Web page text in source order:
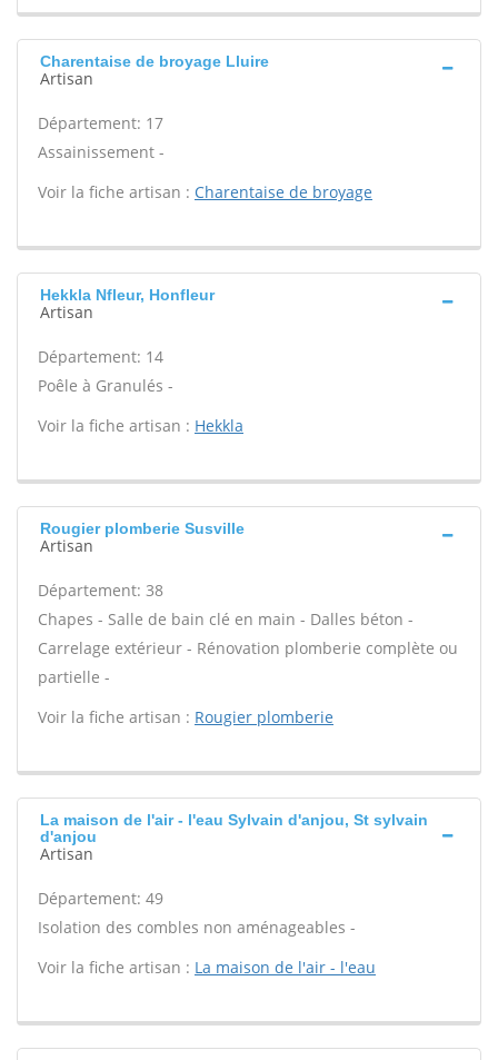
Charentaise de broyage Lluire
Artisan
Département: 17
Assainissement -
Voir la fiche artisan : Charentaise de broyage
Hekkla Nfleur, Honfleur
Artisan
Département: 14
Poêle à Granulés -
Voir la fiche artisan : Hekkla
Rougier plomberie Susville
Artisan
Département: 38
Chapes - Salle de bain clé en main - Dalles béton -
Carrelage extérieur - Rénovation plomberie complète ou
partielle -
Voir la fiche artisan : Rougier plomberie
La maison de l'air - l'eau Sylvain d'anjou, St sylvain
d'anjou
Artisan
Département: 49
Isolation des combles non aménageables -
Voir la fiche artisan : La maison de l'air - l'eau